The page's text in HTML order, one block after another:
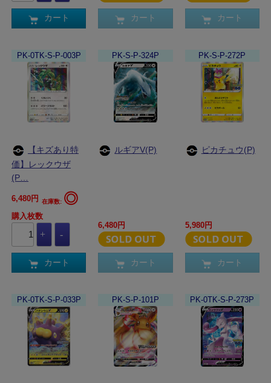
カート カート カート
PK-0TK-S-P-003P
【キズあり特
価】レックウザ
(P…
6,480円 在庫数: ◎
購入枚数
カート
PK-S-P-324P
ルギアV(P)
6,480円
カート
PK-S-P-272P
ピカチュウ(P)
5,980円
カート
PK-0TK-S-P-033P PK-S-P-101P PK-0TK-S-P-273P